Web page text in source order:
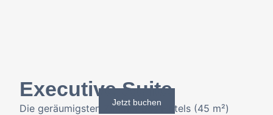
Jetzt buchen
Executive Suite
Die geräumigsten Zimmer des Hotels (45 m²)